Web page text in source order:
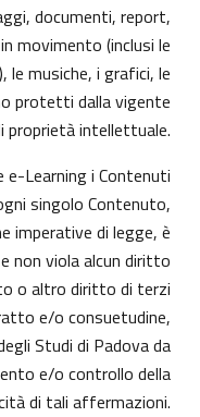
documenti, report,
movimento (inclusi le
le musiche, i grafici, le
protetti dalla vigente
proprietà intellettuale.
e-Learning i Contenuti
singolo Contenuto,
imperative di legge, è
non viola alcun diritto
o altro diritto di terzi
e/o consuetudine,
Studi di Padova da
e/o controllo della
di tali affermazioni.